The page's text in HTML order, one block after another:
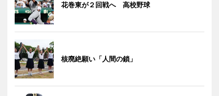
花巻東が２回戦へ 高校野球
核廃絶願い「人間の鎖」